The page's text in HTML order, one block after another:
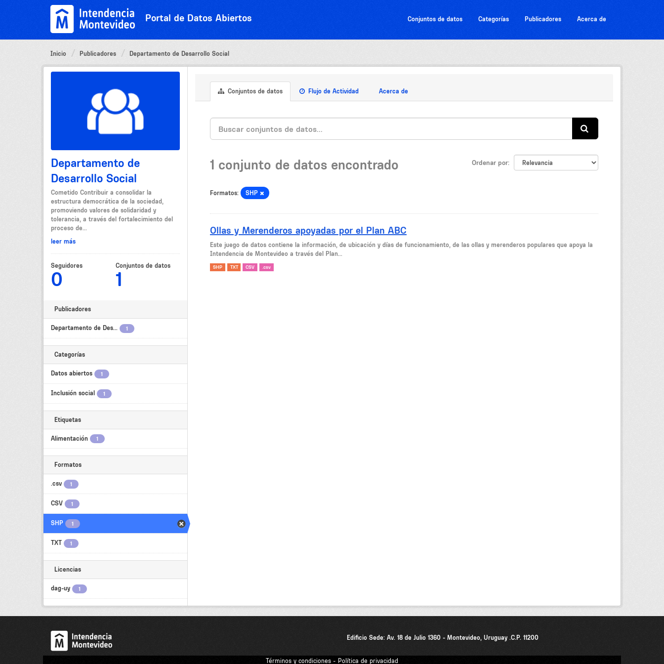
Portal de Datos Abiertos Conjuntos de datos Categorías Publicadores Acerca de
Inicio Publicadores Departamento de Desarrollo Social
Departamento de
Desarrollo Social
Cometido Contribuir a consolidar la
estructura democrática de la sociedad,
promoviendo valores de solidaridad y
tolerancia, a través del fortalecimiento del
proceso de...
leer más
Seguidores
0
Conjuntos de datos
1
Publicadores
Departamento de Des... 1
Categorías
Datos abiertos 1
Inclusión social 1
Etiquetas
Alimentación 1
Formatos
.csv 1
CSV 1
SHP 1
TXT 1
Licencias
dag-uy 1
Conjuntos de datos Flujo de Actividad Acerca de
Ordenar por
1 conjunto de datos encontrado
Formatos: SHP
Ollas y Merenderos apoyadas por el Plan ABC
Este juego de datos contiene la información, de ubicación y días de funcionamiento, de las ollas y merenderos populares que apoya la
Intendencia de Montevideo a través del Plan...
SHP TXT CSV .csv
Edificio Sede: Av. 18 de Julio 1360 - Montevideo, Uruguay .C.P. 11200
Términos y condiciones - Política de privacidad